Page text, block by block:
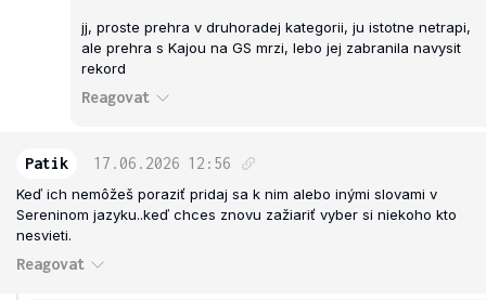
jj, proste prehra v druhoradej kategorii, ju istotne netrapi,
ale prehra s Kajou na GS mrzi, lebo jej zabranila navysit
rekord
Reagovat
Patik 17.06.2026 12:56
Keď ich nemôžeš poraziť pridaj sa k nim alebo inými slovami v
Sereninom jazyku..keď chces znovu zažiariť vyber si niekoho kto
nesvieti.
Reagovat